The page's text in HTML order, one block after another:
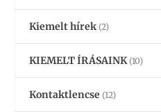
Kiemelt hírek (2)
KIEMELT ÍRÁSAINK(10)
Kontaktlencse (12)